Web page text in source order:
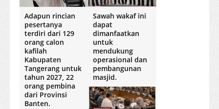
Adapun rincian
pesertanya
terdiri dari 129
orang calon
kafilah
Kabupaten
Tangerang untuk
tahun 2027, 22
orang pembina
dari Provinsi
Banten.
Sawah wakaf ini
dapat
dimanfaatkan
untuk
mendukung
operasional dan
pembangunan
masjid.